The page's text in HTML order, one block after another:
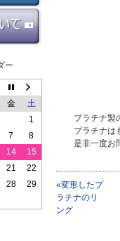
プラチナ製
プラチナは
是非一度お
«変形したプ
ラチナのリ
ング
ー
金
土
1
7
8
14
15
21
22
28
29